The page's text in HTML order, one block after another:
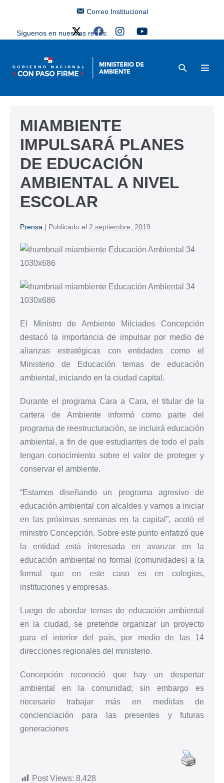
Correo Institucional
Síguenos en nuestras redes:
MIAMBIENTE
IMPULSARÁ PLANES
DE EDUCACIÓN
AMBIENTAL A NIVEL
ESCOLAR
Prensa | Publicado el 2 septiembre, 2019
El Ministro de Ambiente Milciades Concepción
destacó la importancia de impulsar por medio de
alianzas estratégicas con entidades como el
Ministerio de Educación temas de educación
ambiental, iniciando en la ciudad capital.
Durante el programa Cara a Cara, el titular de la
cartera de Ambiente informó como parte del
programa de reestructuración, se incluirá educación
ambiental, a fin de que estudiantes de todo el país
tengan conocimiento sobre el valor de proteger y
conservar el ambiente.
“Estamos diseñando un programa agresivo de
educación ambiental con alcaldes y vamos a iniciar
en las próximas semanas en la capital”, acotó el
ministro Concepción. Sobre este punto enfatizó que
la entidad está interesada en avanzar en la
educación ambiental no formal (comunidades) a la
formal que en este caso es en colegios,
instituciones y empresas.
Luego de abordar temas de educación ambiental
en la ciudad, se pretende organizar un proyecto
para el interior del país, por medio de las 14
direcciones regionales del ministerio.
Concepción reconoció que hay un despertar
ambiental en la comunidad; sin embargo es
necesario trabajar más en medidas de
concienciación para las presentes y futuras
generaciones
Post Views: 8.428